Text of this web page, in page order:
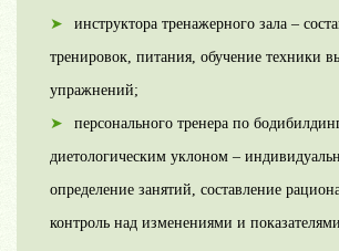
инструктора тренажерного зала –
тренировок, питания, обучение техники
упражнений;
персонального тренера по
диетологическим уклоном –
определение занятий, составление
контроль над изменениями и